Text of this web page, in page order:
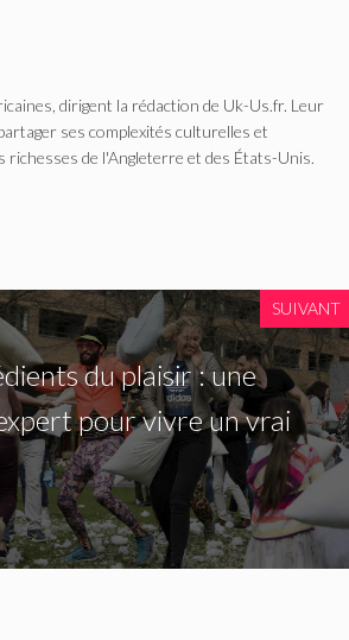
dirigent la rédaction de Uk-Us.fr. Leur
ses complexités culturelles et
de l'Angleterre et des États-Unis.
SUIVANT
du plaisir : une
pour vivre un vrai